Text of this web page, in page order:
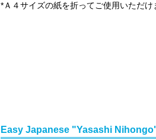
*Ａ４サイズの紙を折ってご使用いただけ
Easy Japanese "Yasashi